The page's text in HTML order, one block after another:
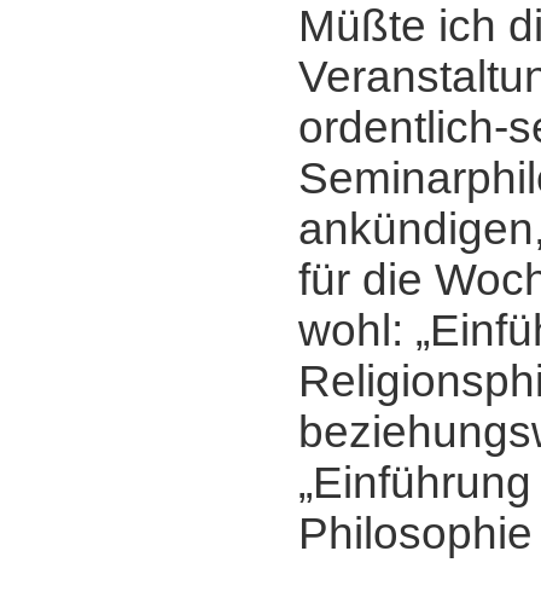
Müßte ich
ordentlich-
für die
wohl: